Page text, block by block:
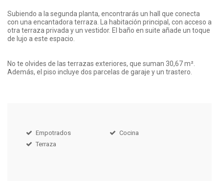
Subiendo a la segunda planta, encontrarás un hall que conecta
con una encantadora terraza. La habitación principal, con acceso a
otra terraza privada y un vestidor. El baño en suite añade un toque
de lujo a este espacio.
No te olvides de las terrazas exteriores, que suman 30,67 m².
Además, el piso incluye dos parcelas de garaje y un trastero.
Empotrados
Cocina
Terraza